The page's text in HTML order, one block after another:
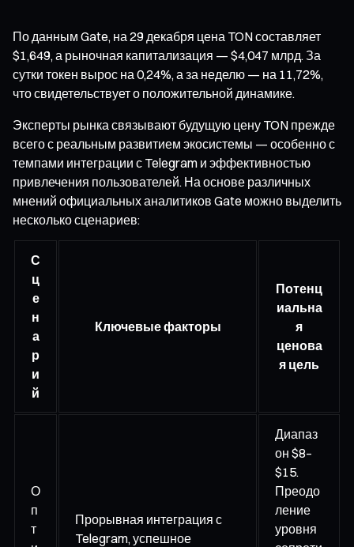
По данным Gate, на 29 декабря цена TON составляет
$1,649, а рыночная капитализация — $4,047 млрд. За
сутки токен вырос на 0,24%, а за неделю — на 11,72%,
что свидетельствует о положительной динамике.
Эксперты рынка связывают будущую цену TON прежде
всего с реальным развитием экосистемы — особенно с
темпами интеграции с Telegram и эффективностью
привлечения пользователей. На основе различных
мнений официальных аналитиков Gate можно выделить
несколько сценариев:
С
ц
е
н
а
р
и
й
Ключевые факторы
Потенц
иальна
я
ценова
я цель
О
п
т
Прорывная интеграция с
Telegram, успешное
Диапаз
он $8–
$15.
Преодо
ление
уровня